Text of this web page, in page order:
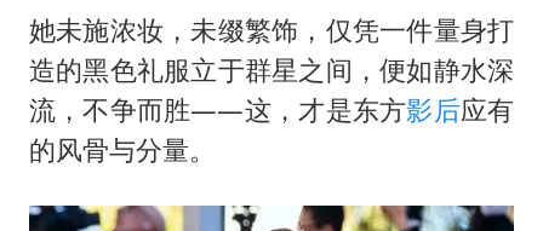
她未施浓妆，未缀繁饰，仅凭一件量身打
造的黑色礼服立于群星之间，便如静水深
流，不争而胜——这，才是东方影后应有
的风骨与分量。